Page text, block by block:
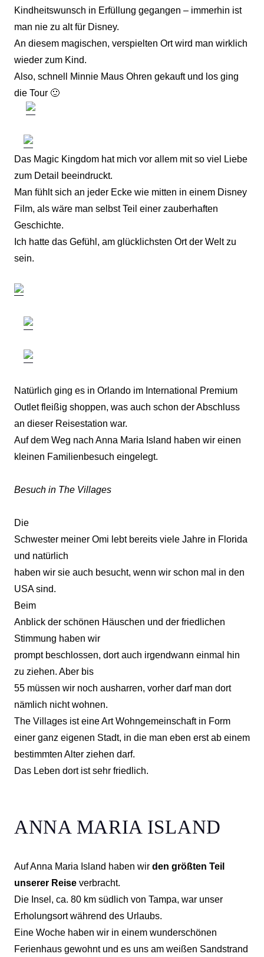
Kindheitswunsch in Erfüllung gegangen – immerhin ist
man nie zu alt für Disney.
An diesem magischen, verspielten Ort wird man wirklich
wieder zum Kind.
Also, schnell Minnie Maus Ohren gekauft und los ging
die Tour 🙂
Das Magic Kingdom hat mich vor allem mit so viel Liebe
zum Detail beeindruckt.
Man fühlt sich an jeder Ecke wie mitten in einem Disney
Film, als wäre man selbst Teil einer zauberhaften
Geschichte.
Ich hatte das Gefühl, am glücklichsten Ort der Welt zu
sein.
Natürlich ging es in Orlando im International Premium
Outlet fleißig shoppen, was auch schon der Abschluss
an dieser Reisestation war.
Auf dem Weg nach Anna Maria Island haben wir einen
kleinen Familienbesuch eingelegt.
Besuch in The Villages
Die
Schwester meiner Omi lebt bereits viele Jahre in Florida
und natürlich
haben wir sie auch besucht, wenn wir schon mal in den
USA sind.
Beim
Anblick der schönen Häuschen und der friedlichen
Stimmung haben wir
prompt beschlossen, dort auch irgendwann einmal hin
zu ziehen. Aber bis
55 müssen wir noch ausharren, vorher darf man dort
nämlich nicht wohnen.
The Villages ist eine Art Wohngemeinschaft in Form
einer ganz eigenen Stadt, in die man eben erst ab einem
bestimmten Alter ziehen darf.
Das Leben dort ist sehr friedlich.
ANNA MARIA ISLAND
Auf Anna Maria Island haben wir den größten Teil
unserer Reise verbracht.
Die Insel, ca. 80 km südlich von Tampa, war unser
Erholungsort während des Urlaubs.
Eine Woche haben wir in einem wunderschönen
Ferienhaus gewohnt und es uns am weißen Sandstrand